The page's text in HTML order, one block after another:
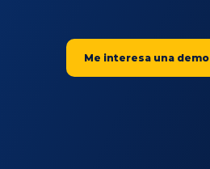
Me interesa una demo